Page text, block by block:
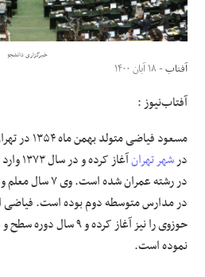
علوم و فن آوری
فرهنگی و هنری
خبرگزاری دانشجو
آفتاب- ۱۸ آبان ۱۴۰۰
آفتاب‌‌نیوز :
مسعود فیاضی متولد بهمن ماه ۱۳۵۴ در تهران است. او
درشهر تهرانآغاز کرده و در سال ۱۳۷۳ وارد
در رشته عمران
در مدارس متوسطه دوم بوده است. فیاضی
نموده است.